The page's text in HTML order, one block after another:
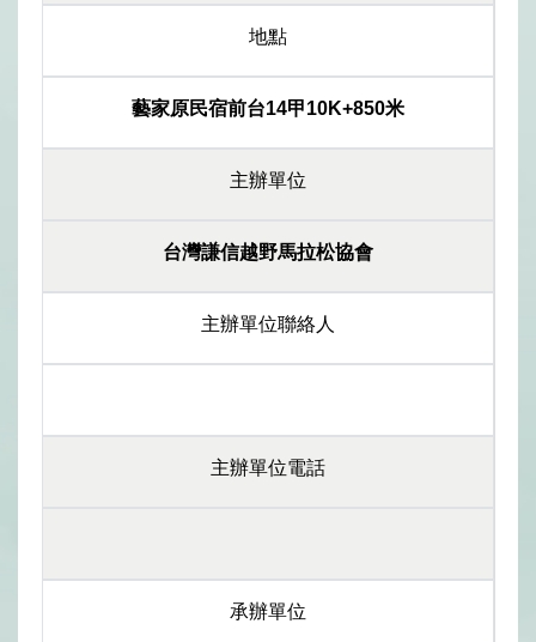
地點
藝家原民宿前台14甲10K+850米
主辦單位
台灣謙信越野馬拉松協會
主辦單位聯絡人
主辦單位電話
承辦單位